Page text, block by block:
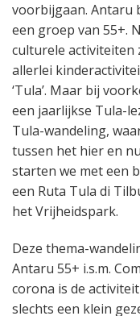
voorbijgaan. Antaru
een groep van 55+.
culturele activiteiten
allerlei
‘Tula’. Maar bij
een jaarlijkse Tula-
Tula-wandeling,
tussen het hier en
starten we met een
een Ruta Tula di
het Vrijheidspark.
Deze thema-
Antaru 55+ i.s.m.
corona is de
slechts een klein